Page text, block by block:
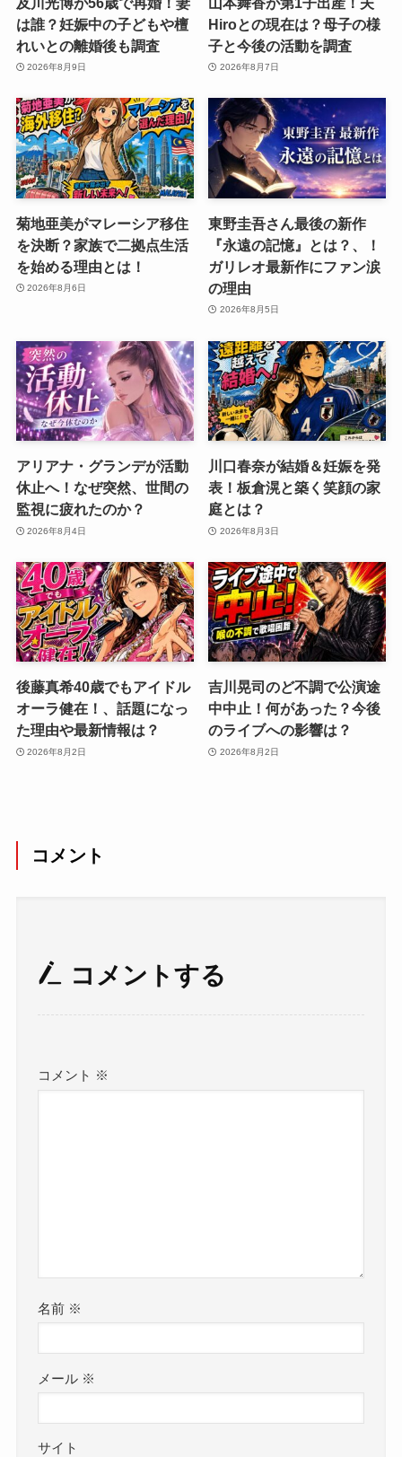
は誰？妊娠中の子どもや檀
れいとの離婚後も調査
2026年8月9日
Hiroとの現在は？母子の様
子と今後の活動を調査
2026年8月7日
菊地亜美がマレーシア移住
を決断？家族で二拠点生活
を始める理由とは！
2026年8月6日
東野圭吾さん最後の新作
『永遠の記憶』とは？、！
ガリレオ最新作にファン涙
の理由
2026年8月5日
アリアナ・グランデが活動
休止へ！なぜ突然、世間の
監視に疲れたのか？
2026年8月4日
川口春奈が結婚＆妊娠を発
表！板倉滉と築く笑顔の家
庭とは？
2026年8月3日
後藤真希40歳でもアイドル
オーラ健在！、話題になっ
た理由や最新情報は？
2026年8月2日
吉川晃司のど不調で公演途
中中止！何があった？今後
のライブへの影響は？
2026年8月2日
コメント
コメントする
コメント ※
名前 ※
メール ※
サイト